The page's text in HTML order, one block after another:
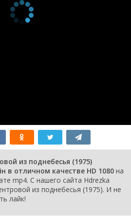
из поднебесья (1975)
в отличном качестве HD 1080 на
mp4. С нашего сайта Hdrezka
из поднебесья (1975). И не
лайк!